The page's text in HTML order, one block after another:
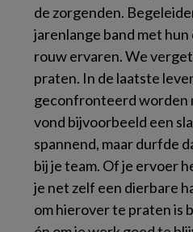
de zorgenden.
jarenlange band met
rouw ervaren. We
praten. In de laatste
geconfronteerd worden
vond bijvoorbeeld een
spannend, maar durfde
bij je team. Of je ervoer
je net zelf een dierbare
om hierover te praten is